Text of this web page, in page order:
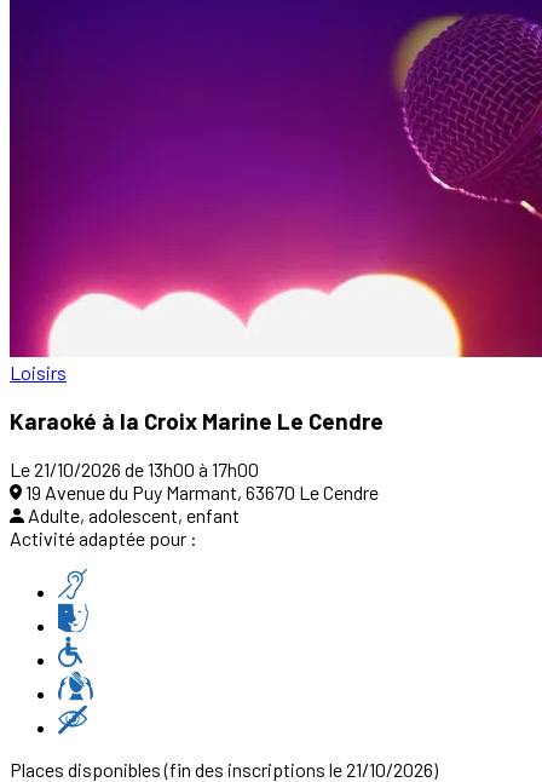
Loisirs
Karaoké à la Croix Marine Le Cendre
Le 21/10/2026 de 13h00 à 17h00
19 Avenue du Puy Marmant, 63670 Le Cendre
Adulte, adolescent, enfant
Activité adaptée pour :
Places disponibles(fin des inscriptions le 21/10/2026)